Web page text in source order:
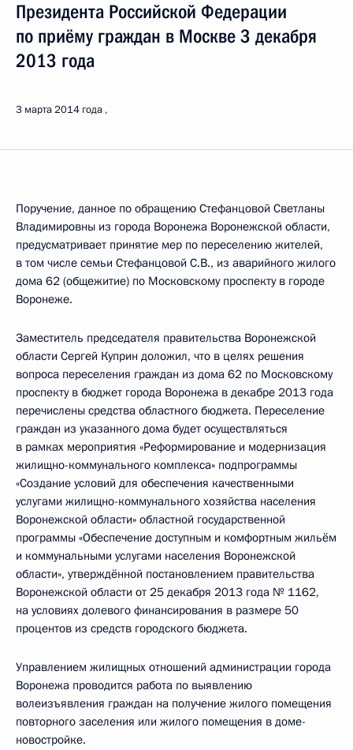
Президента Российской Федерации
по приёму граждан в Москве 3 декабря
2013 года
3 марта 2014 года
Поручение, данное по обращению Стефанцовой Светланы
Владимировны из города Воронежа Воронежской области,
предусматривает принятие мер по переселению жителей,
в том числе семьи Стефанцовой С.В., из аварийного жилого
дома 62 (общежитие) по Московскому проспекту в городе
Воронеже.
Заместитель председателя правительства Воронежской
области Сергей Куприн доложил, что в целях решения
вопроса переселения граждан из дома 62 по Московскому
проспекту в бюджет города Воронежа в декабре 2013 года
перечислены средства областного бюджета. Переселение
граждан из указанного дома будет осуществляться
в рамках мероприятия «Реформирование и модернизация
жилищно-коммунального комплекса» подпрограммы
«Создание условий для обеспечения качественными
услугами жилищно-коммунального хозяйства населения
Воронежской области» областной государственной
программы «Обеспечение доступным и комфортным жильём
и коммунальными услугами населения Воронежской
области», утверждённой постановлением правительства
Воронежской области от 25 декабря 2013 года № 1162,
на условиях долевого финансирования в размере 50
процентов из средств городского бюджета.
Управлением жилищных отношений администрации города
Воронежа проводится работа по выявлению
волеизъявления граждан на получение жилого помещения
повторного заселения или жилого помещения в доме-
новостройке.